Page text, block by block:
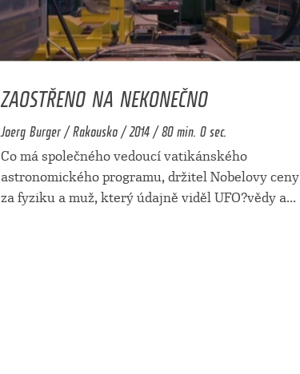
ZAOSTŘENO NA NEKONEČNO
Joerg Burger / Rakousko / 2014 / 80 min. 0 sec.
Co má společného vedoucí vatikánského
astronomického programu, držitel Nobelovy ceny
za fyziku a muž, který údajně viděl UFO?vědy a...